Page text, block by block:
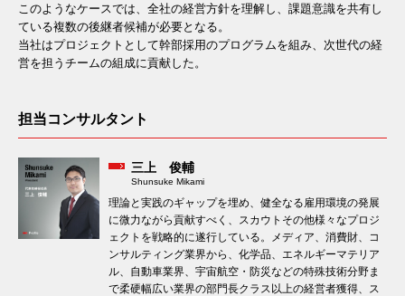
このようなケースでは、全社の経営方針を理解し、課題意識を共有し
ている複数の後継者候補が必要となる。
当社はプロジェクトとして幹部採用のプログラムを組み、次世代の経
営を担うチームの組成に貢献した。
担当コンサルタント
三上 俊輔
Shunsuke Mikami
理論と実践のギャップを埋め、健全なる雇用環境の発展
に微力ながら貢献すべく、スカウトその他様々なプロジ
ェクトを戦略的に遂行している。メディア、消費財、コ
ンサルティング業界から、化学品、エネルギーマテリア
ル、自動車業界、宇宙航空・防災などの特殊技術分野ま
で柔硬幅広い業界の部門長クラス以上の経営者獲得、ス